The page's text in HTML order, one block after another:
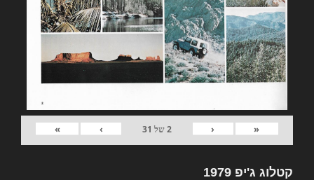
«
‹
2של 31
›
»
קטלוג ג'יפ 1979